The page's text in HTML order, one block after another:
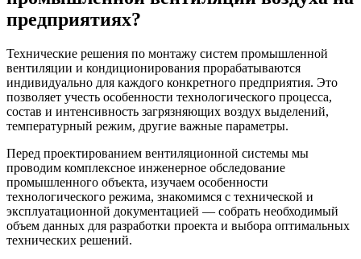
предприятиях?
Технические решения по монтажу систем промышленной
вентиляции и кондиционирования прорабатываются
индивидуально для каждого конкретного предприятия. Это
позволяет учесть особенности технологического процесса,
состав и интенсивность загрязняющих воздух выделений,
температурный режим, другие важные параметры.
Перед проектированием вентиляционной системы мы
проводим комплексное инженерное обследование
промышленного объекта, изучаем особенности
технологического режима, знакомимся с технической и
эксплуатационной документацией — собрать необходимый
объем данных для разработки проекта и выбора оптимальных
технических решений.